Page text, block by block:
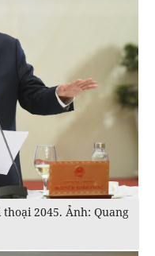
2045. Ảnh: Quang